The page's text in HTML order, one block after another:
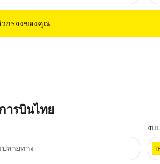
กรองของคุณ
ารบินไทย
งบ